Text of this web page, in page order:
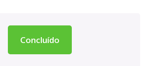
Concluído